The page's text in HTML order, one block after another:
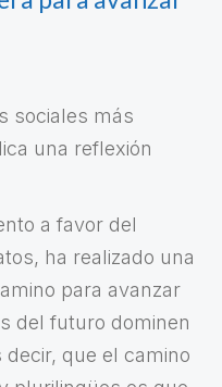
sociales más
una reflexión
a favor del
ha realizado una
para avanzar
del futuro dominen
que el camino